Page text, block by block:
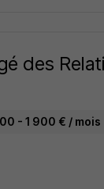
des
- 1 900 € / mois